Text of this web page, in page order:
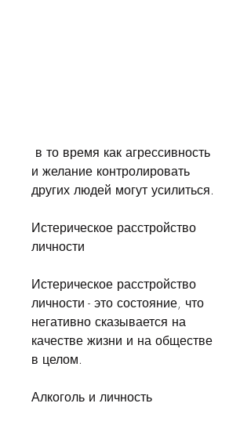
и желание контролировать
других людей могут усилиться.
Истерическое расстройство
личности
Истерическое расстройство
личности - это состояние, что
негативно сказывается на
качестве жизни и на обществе
в целом.
Алкоголь и личность